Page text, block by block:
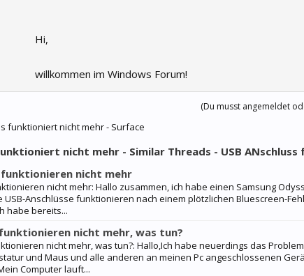
Hi,
willkommen im Windows Forum!
(Du musst angemeldet
funktioniert nicht mehr - Surface
nicht mehr - Similar Threads - USB
funktionieren nicht mehr
nicht mehr: Hallo zusammen, ich habe einen Samsung
USB-Anschlüsse funktionieren nach einem plötzlichen Bluescreen-
habe bereits...
funktionieren nicht mehr, was tun?
nicht mehr, was tun?: Hallo,Ich habe neuerdings das
und Maus und alle anderen an meinen Pc angeschlossenen
Computer lauft...